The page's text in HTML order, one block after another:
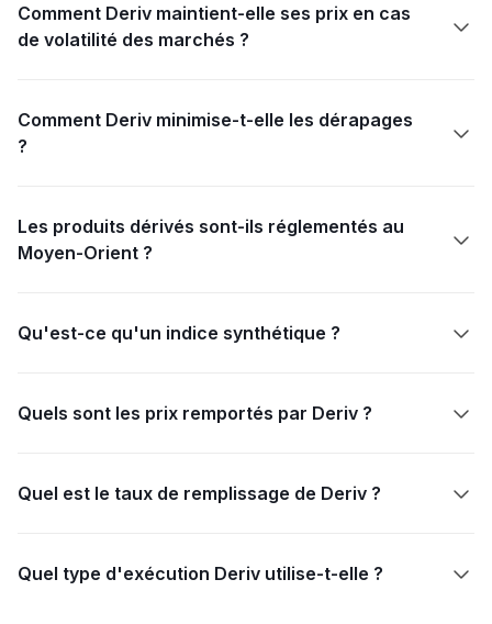
Comment Deriv maintient-elle ses prix en cas
de volatilité des marchés ?

Comment Deriv minimise-t-elle les dérapages
?

Les produits dérivés sont-ils réglementés au
Moyen-Orient ?

Qu'est-ce qu'un indice synthétique ? 
Quels sont les prix remportés par Deriv ? 
Quel est le taux de remplissage de Deriv ? 
Quel type d'exécution Deriv utilise-t-elle ? 